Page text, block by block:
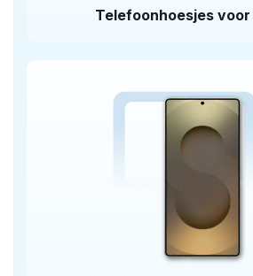
Telefoonhoesjes voor